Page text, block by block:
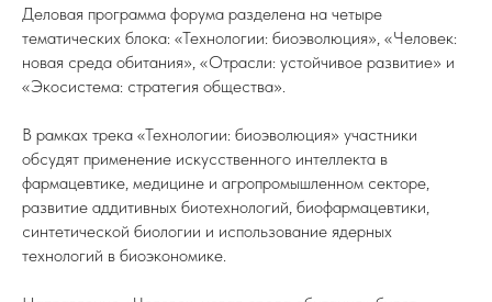
Деловая программа форума разделена на четыре
тематических блока: «Технологии: биоэволюция», «Человек:
новая среда обитания», «Отрасли: устойчивое развитие» и
«Экосистема: стратегия общества».
В рамках трека «Технологии: биоэволюция» участники
обсудят применение искусственного интеллекта в
фармацевтике, медицине и агропромышленном секторе,
развитие аддитивных биотехнологий, биофармацевтики,
синтетической биологии и использование ядерных
технологий в биоэкономике.